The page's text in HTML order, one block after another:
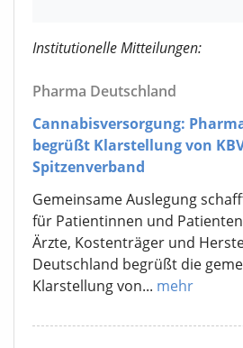
Institutionelle Mitteilungen:
Pharma Deutschland
Cannabisversorgung:
begrüßt Klarstellung von
Spitzenverband
Gemeinsame Auslegung
für Patientinnen und
Ärzte, Kostenträger und
Deutschland begrüßt die
Klarstellung von... mehr